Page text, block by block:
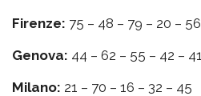
Firenze: 75 – 48 – 79 – 20 – 56
Genova: 44 – 62 – 55 – 42 – 41
Milano: 21 – 70 – 16 – 32 – 45